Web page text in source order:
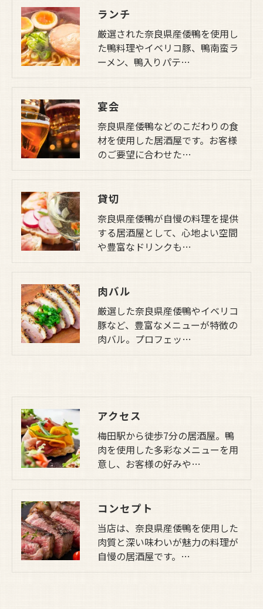
ランチ
厳選された奈良県産倭鴨を使用し
た鴨料理やイベリコ豚、鴨南蛮ラ
ーメン、鴨入りパテ…
宴会
奈良県産倭鴨などのこだわりの食
材を使用した居酒屋です。お客様
のご要望に合わせた…
貸切
奈良県産倭鴨が自慢の料理を提供
する居酒屋として、心地よい空間
や豊富なドリンクも…
肉バル
厳選した奈良県産倭鴨やイベリコ
豚など、豊富なメニューが特徴の
肉バル。プロフェッ…
アクセス
梅田駅から徒歩7分の居酒屋。鴨
肉を使用した多彩なメニューを用
意し、お客様の好みや…
コンセプト
当店は、奈良県産倭鴨を使用した
肉質と深い味わいが魅力の料理が
自慢の居酒屋です。…